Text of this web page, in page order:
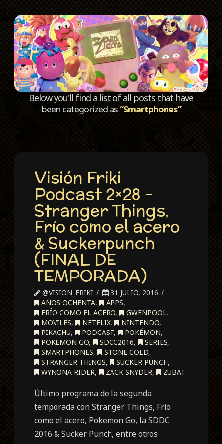
Below you'll find a list of all posts that have
been categorized as“Smartphones”
Visión Friki
Podcast 2×28 –
Stranger Things,
Frío como el acero
& Suckerpunch
(FINAL DE
TEMPORADA)
@VISION_FRIKI
31 JULIO, 2016
AÑOS OCHENTA, APPS,
FRÍO COMO EL ACERO, GWENPOOL,
MOVILES, NETFLIX, NINTENDO,
PIKACHU, PODCAST, POKÉMON,
POKEMON GO, SDCC2016, SERIES,
SMARTPHONES, STONE COLD,
STRANGER THINGS, SUCKER PUNCH,
WYNONA RIDER, ZACK SNYDER, ZUBAT
Último programa de la segunda
temporada con Stranger Things, Frío
como el acero, Pokemon Go, la SDDC
2016 & Sucker Punch, entre otros